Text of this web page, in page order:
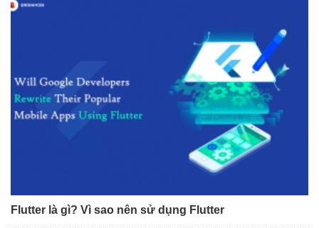
Flutter là gì? Vì sao nên sử dụng Flutter